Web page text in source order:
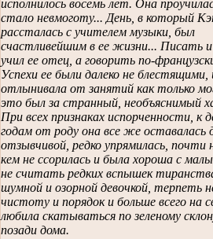
исполнилось восемь лет. Она
стало невмоготу... День, в который
рассталась с учителем музыки, был
счастливейшим в ее жизни... Писать
учил ее отец, а говорить по-
Успехи ее были далеко не блестящими,
отлынивала от занятий как только
это был за странный, необъяснимый
При всех признаках испорченности, к
годам от роду она все же оставалась
отзывчивой, редко упрямилась, почти
кем не ссорилась и была хороша с
не считать редких вспышек
шумной и озорной девочкой, терпеть
чистоту и порядок и больше всего на
любила скатываться по зеленому
позади дома.